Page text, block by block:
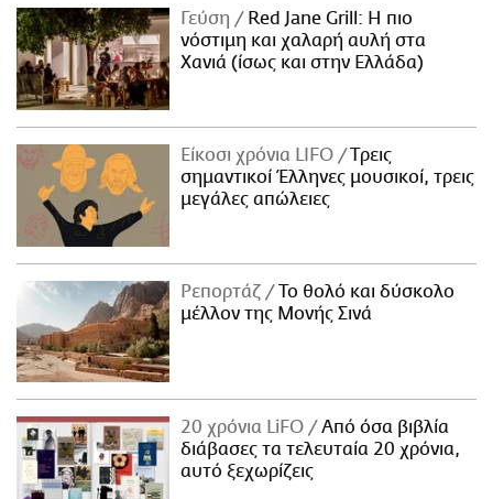
Γεύση
Red Jane Grill: Η πιο
νόστιμη και χαλαρή αυλή στα
Χανιά (ίσως και στην Ελλάδα)
Είκοσι χρόνια LIFO
Tρεις
σημαντικοί Έλληνες μουσικοί, τρεις
μεγάλες απώλειες
Ρεπορτάζ
Το θολό και δύσκολο
μέλλον της Μονής Σινά
20 χρόνια LiFO
Από όσα βιβλία
διάβασες τα τελευταία 20 χρόνια,
αυτό ξεχωρίζεις